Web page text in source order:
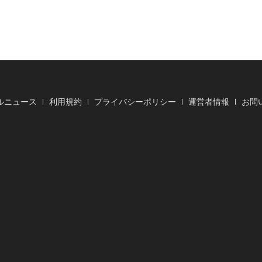
ニュース 利用規約 プライバシーポリシー 運営者情報 お問